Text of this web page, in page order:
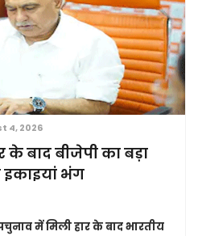
4, 2026
के बाद बीजेपी का बड़ा
भंग
में मिली हार के बाद भारतीय